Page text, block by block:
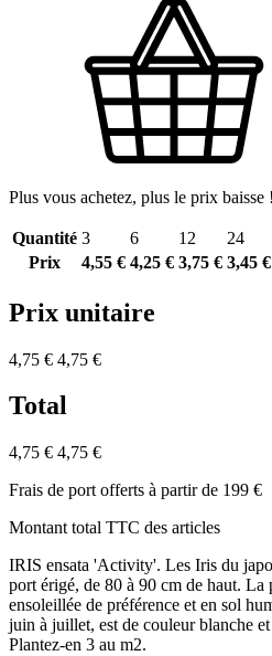
Plus vous achetez, plus le prix baisse !
Quantité 3 6 12
24
Prix
4,55 € 4,25 € 3,75 € 3,45 €
Prix unitaire
4,75 € 4,75 €
Total
4,75 € 4,75 €
Frais de port offerts à partir de 199 €
Montant total TTC des articles
IRIS ensata 'Activity'. Les Iris du
port érigé, de 80 à 90 cm de haut. La
ensoleillée de préférence et en sol
juin à juillet, est de couleur blanche
Plantez-en 3 au m2.